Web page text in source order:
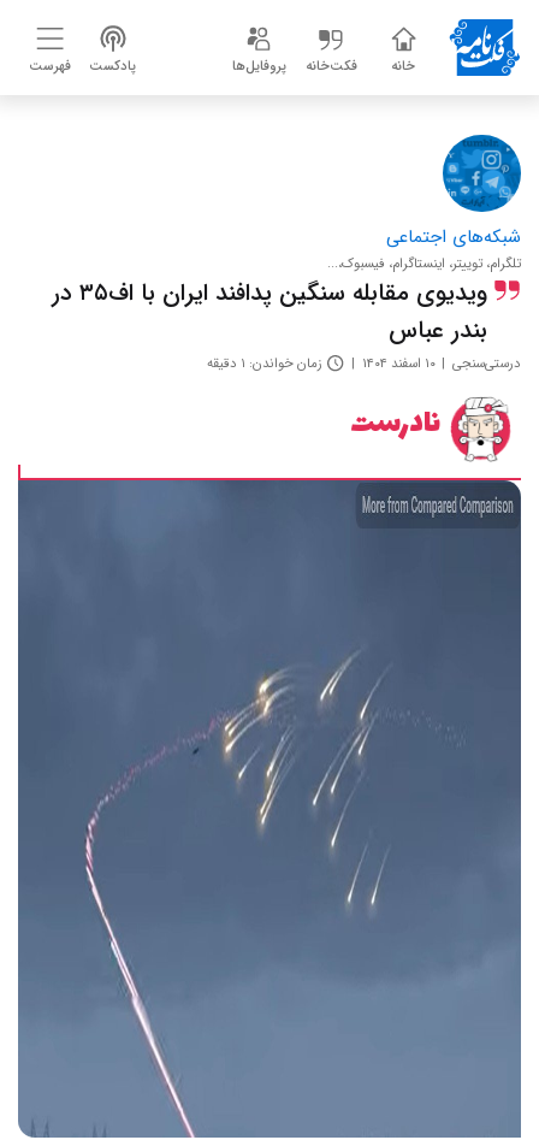
خانه فکت‌خانه پروفایل‌ها پادکست فهرست
شبکه‌های اجتماعی
تلگرام، توییتر، اینستاگرام، فیسبوک،...
ویدیوی مقابله سنگین پدافند ایران با اف۳۵ در
بندر عباس
درستی‌سنجی ۱۰ اسفند ۱۴۰۴ زمان خواندن: ۱ دقیقه
نادرست